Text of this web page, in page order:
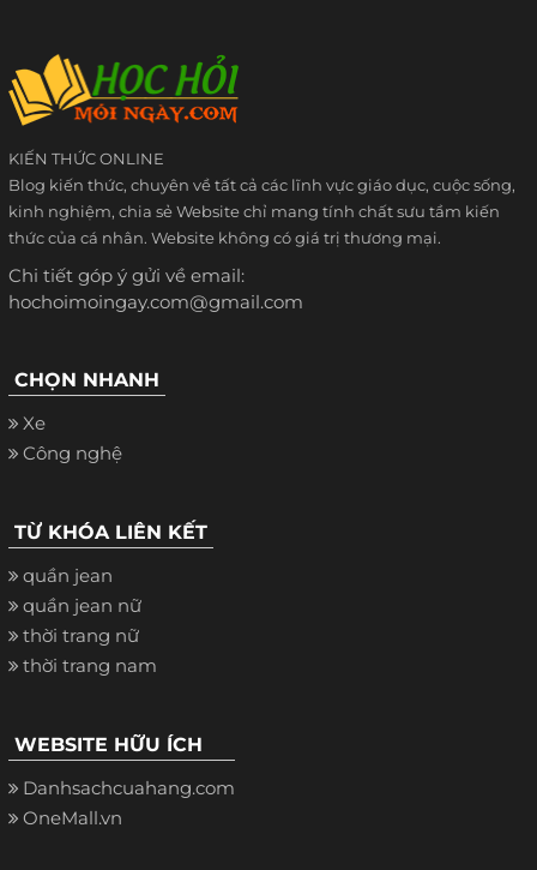
KIẾN THỨC ONLINE
Blog kiến thức, chuyên về tất cả các lĩnh vực giáo dục, cuộc sống,
kinh nghiệm, chia sẻ Website chỉ mang tính chất sưu tầm kiến
thức của cá nhân. Website không có giá trị thương mại.
Chi tiết góp ý gửi về email:
hochoimoingay.com@gmail.com
CHỌN NHANH
Xe
Công nghệ
TỪ KHÓA LIÊN KẾT
quần jean
quần jean nữ
thời trang nữ
thời trang nam
WEBSITE HỮU ÍCH
Danhsachcuahang.com
OneMall.vn